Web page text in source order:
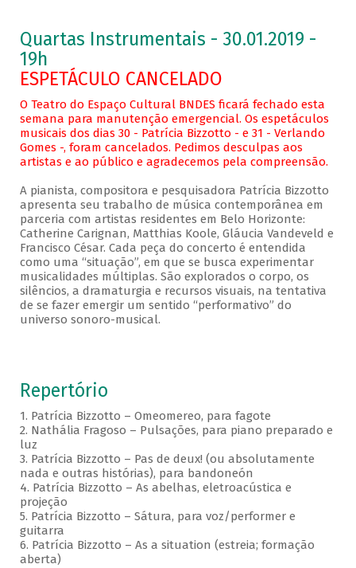
Quartas Instrumentais - 30.01.2019 -
19h
ESPETÁCULO CANCELADO
O Teatro do Espaço Cultural BNDES ficará fechado esta
semana para manutenção emergencial. Os espetáculos
musicais dos dias 30 - Patrícia Bizzotto - e 31 - Verlando
Gomes -, foram cancelados. Pedimos desculpas aos
artistas e ao público e agradecemos pela compreensão.
A pianista, compositora e pesquisadora Patrícia Bizzotto
apresenta seu trabalho de música contemporânea em
parceria com artistas residentes em Belo Horizonte:
Catherine Carignan, Matthias Koole, Gláucia Vandeveld e
Francisco César. Cada peça do concerto é entendida
como uma “situação”, em que se busca experimentar
musicalidades múltiplas. São explorados o corpo, os
silêncios, a dramaturgia e recursos visuais, na tentativa
de se fazer emergir um sentido “performativo” do
universo sonoro-musical.
Repertório
1. Patrícia Bizzotto – Omeomereo, para fagote
2. Nathália Fragoso – Pulsações, para piano preparado e
luz
3. Patrícia Bizzotto – Pas de deux! (ou absolutamente
nada e outras histórias), para bandoneón
4. Patrícia Bizzotto – As abelhas, eletroacústica e
projeção
5. Patrícia Bizzotto – Sátura, para voz/performer e
guitarra
6. Patrícia Bizzotto – As a situation (estreia; formação
aberta)